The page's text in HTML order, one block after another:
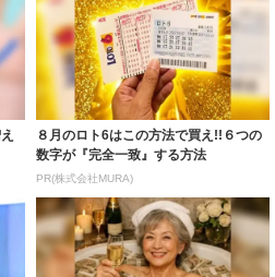
８月のロト6はこの方法で買え!!６つの
数字が『完全一致』する方法
PR(株式会社MURA)